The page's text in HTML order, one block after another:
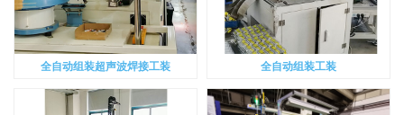
全自动组装超声波焊接工装 全自动组装工装